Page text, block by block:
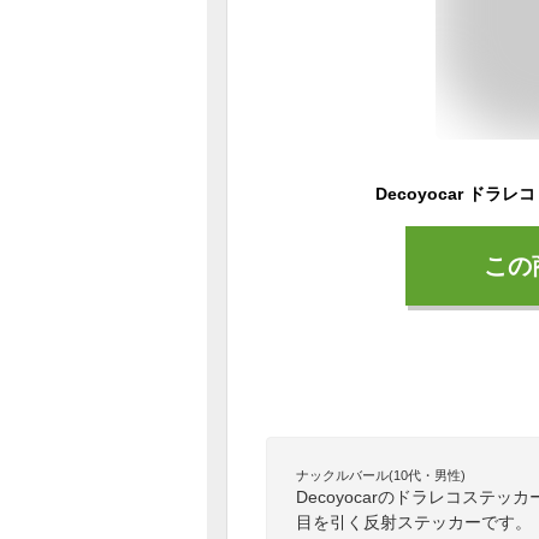
こ
ナックルバール(10代・男性)
Decoyocarのドラレコステッカ
目を引く反射ステッカーです